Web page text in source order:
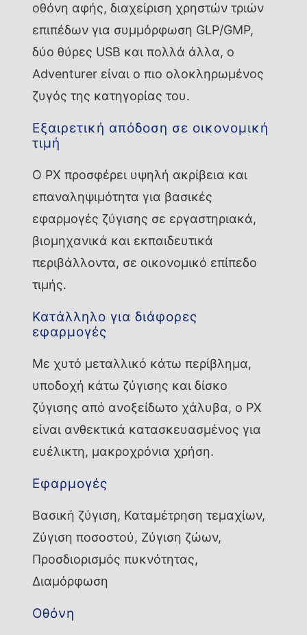
οθόνη αφής, διαχείριση χρηστών τριών
επιπέδων για συμμόρφωση GLP/GMP,
δύο θύρες USB και πολλά άλλα, ο
Adventurer είναι ο πιο ολοκληρωμένος
ζυγός της κατηγορίας του.
Εξαιρετική απόδοση σε οικονομική
τιμή
Ο PX προσφέρει υψηλή ακρίβεια και
επαναληψιμότητα για βασικές
εφαρμογές ζύγισης σε εργαστηριακά,
βιομηχανικά και εκπαιδευτικά
περιβάλλοντα, σε οικονομικό επίπεδο
τιμής.
Κατάλληλο για διάφορες
εφαρμογές
Με χυτό μεταλλικό κάτω περίβλημα,
υποδοχή κάτω ζύγισης και δίσκο
ζύγισης από ανοξείδωτο χάλυβα, ο PX
είναι ανθεκτικά κατασκευασμένος για
ευέλικτη, μακροχρόνια χρήση.
Εφαρμογές
Βασική ζύγιση, Καταμέτρηση τεμαχίων,
Ζύγιση ποσοστού, Ζύγιση ζώων,
Προσδιορισμός πυκνότητας,
Διαμόρφωση
Οθόνη